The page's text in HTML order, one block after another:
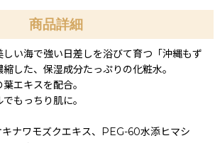
商品詳細
い海で強い日差しを浴びて育つ「沖縄もず
した、保湿成分たっぷりの化粧水。
エキスを配合。
もっちり肌に。
ナワモズクエキス、PEG-60水添ヒマシ